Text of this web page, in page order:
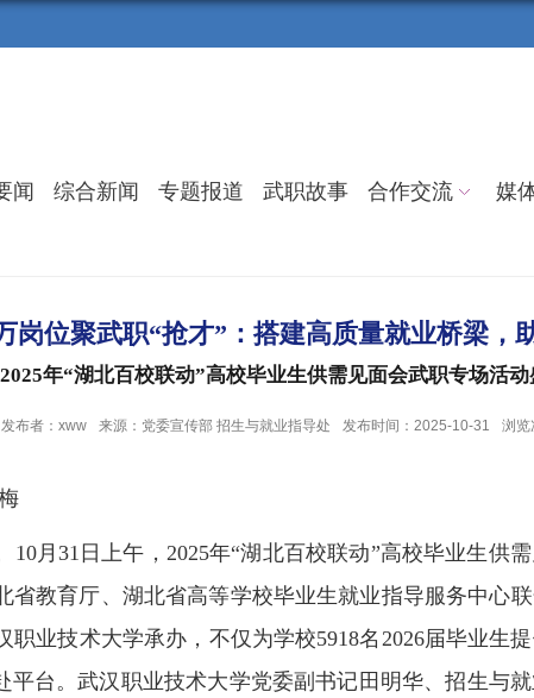
闻 综合新闻 专题报道 武职故事 合作交流 媒
岗位聚武职“抢才”：搭建高质量就业桥梁，
2025年“湖北百校联动”高校毕业生供需见面会武职专场活
发布者：xww 来源：党委宣传部 招生与就业指导处 发布时间：2025-10-31 浏览
10月 31 日上午， 2025年“湖北百校联动”高校毕业生供
省教育厅、湖北省高等学校毕业生就业指导服务中心
职业技术大学承办，不仅为学校5918名 2026届毕业生
平台。武汉职业技术大学党委副书记田明华、招生与